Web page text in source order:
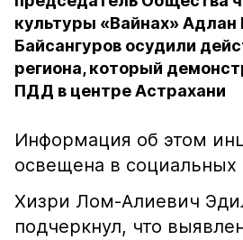
культуры «Вайнах» Адлан
Байсангуров осудили
региона, который
ПДД в центре Астрахани
Информация об этом
освещена в социальных
Хизри Лом-Алиевич
подчеркнул, что